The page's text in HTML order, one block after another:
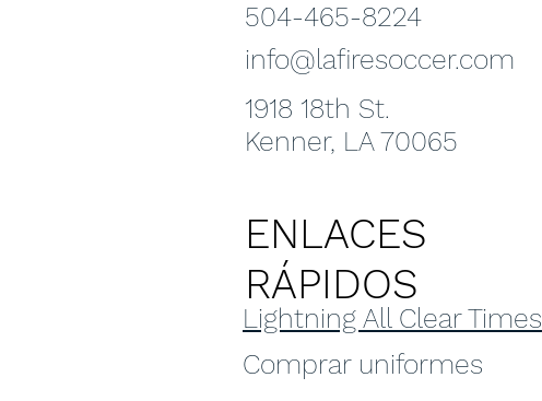
504-465-8224
info@lafiresoccer.com
1918 18th St.
Kenner, LA 70065
ENLACES
RÁPIDOS
Comprar uniformes
Lightning All Clear Times